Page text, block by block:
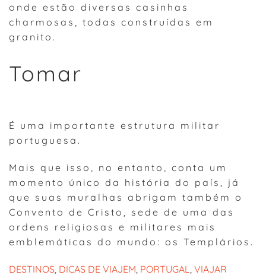
onde estão diversas casinhas
charmosas, todas construídas em
granito.
Tomar
É uma importante estrutura militar
portuguesa.
Mais que isso, no entanto, conta um
momento único da história do país, já
que suas muralhas abrigam também o
Convento de Cristo, sede de uma das
ordens religiosas e militares mais
emblemáticas do mundo: os Templários.
DESTINOS DICAS DE VIAJEM PORTUGAL VIAJAR